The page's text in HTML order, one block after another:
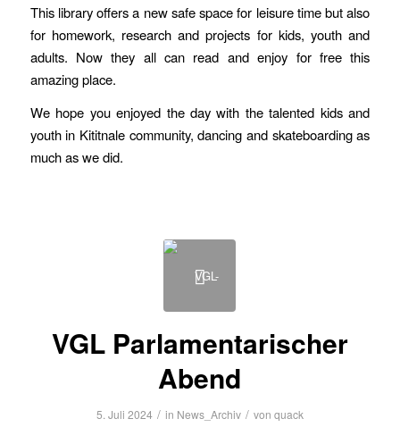
This library offers a new safe space for leisure time but also
for homework, research and projects for kids, youth and
adults. Now they all can read and enjoy for free this
amazing place.
We hope you enjoyed the day with the talented kids and
youth in Kititnale community, dancing and skateboarding as
much as we did.
VGL Parlamentarischer
Abend
5. Juli 2024 / in News_Archiv / von quack